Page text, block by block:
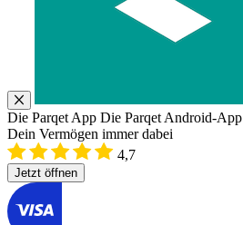
Die Parqet App Die Parqet Android-App
Dein Vermögen immer dabei
4,7
Jetzt öffnen